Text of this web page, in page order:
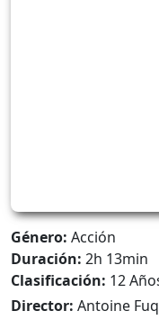
Género: Acción
Duración: 2h 13min
Clasificación: 12
Director: Antoine